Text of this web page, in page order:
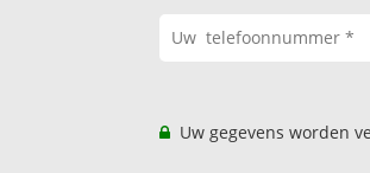
Uw gegevens worden